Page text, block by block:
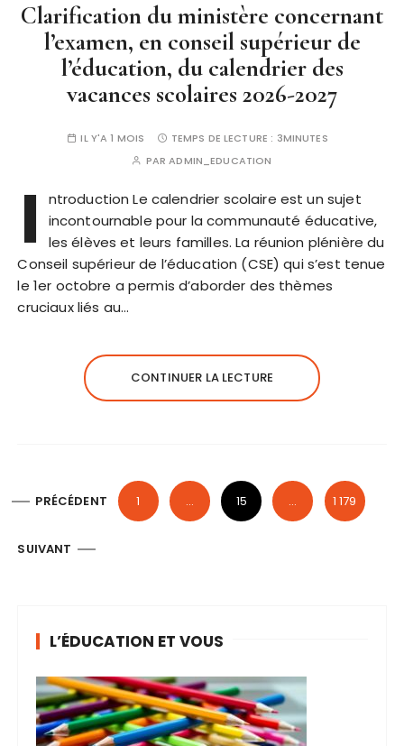
Clarification du ministère concernant
l’examen, en conseil supérieur de
l’éducation, du calendrier des
vacances scolaires 2026-2027
IL Y'A 1 MOIS TEMPS DE LECTURE : 3MINUTES
PARADMIN_EDUCATION
I
ntroduction Le calendrier scolaire est un sujet
incontournable pour la communauté éducative,
les élèves et leurs familles. La réunion plénière du
Conseil supérieur de l’éducation (CSE) qui s’est tenue
le 1er octobre a permis d’aborder des thèmes
cruciaux liés au…
CONTINUER LA LECTURE
g
PRÉCÉDENT 1 … 15 … 1 179
SUIVANT
L’ÉDUCATION ET VOUS